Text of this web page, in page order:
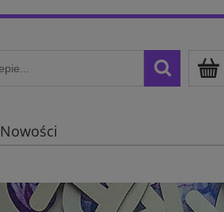
Nowości